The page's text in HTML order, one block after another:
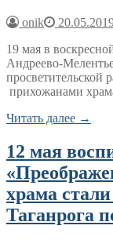
onik
19 мая в
Андреево-
просветительской
прихожанами
Читать далее →
12 мая
храма
Таганрога